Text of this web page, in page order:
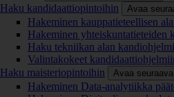
Haku kandidaattiopintoihin Avaa
Hakeminen kauppatieteellisen
Hakeminen yhteiskuntatieteiden
Haku tekniikan alan
Valintakokeet
Haku maisteriopintoihin
Avaa
Hakeminen Data-analytiikka